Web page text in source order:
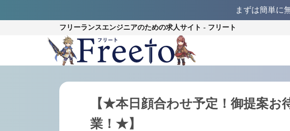
まずは簡単に
フリーランスエンジニアのための求人サイト - フリート
【★本日顔合わせ予定！御提案お
業！★】